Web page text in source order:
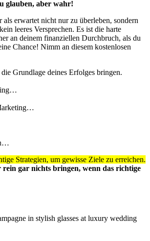
glauben, aber wahr!
als erwartet nicht nur zu überleben, sondern
leeres Versprechen. Es ist die harte
an deinem finanziellen Durchbruch, als du
Chance! Nimm an diesem kostenlosen
Grundlage deines Erfolges bringen.
Strategien, um gewisse Ziele zu erreichen.
gar nichts bringen, wenn das richtige